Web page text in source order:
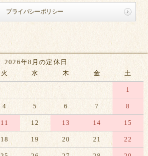
プライバシーポリシー
2026年8月の定休日
火 水 木 金 土
1
4 5 6 7 8
11 12 13 14 15
18 19 20 21 22